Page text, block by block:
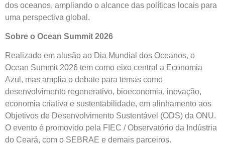
dos oceanos, ampliando o alcance das políticas locais para
uma perspectiva global.
Sobre o Ocean Summit 2026
Realizado em alusão ao Dia Mundial dos Oceanos, o
Ocean Summit 2026 tem como eixo central a Economia
Azul, mas amplia o debate para temas como
desenvolvimento regenerativo, bioeconomia, inovação,
economia criativa e sustentabilidade, em alinhamento aos
Objetivos de Desenvolvimento Sustentável (ODS) da ONU.
O evento é promovido pela FIEC / Observatório da Indústria
do Ceará, com o SEBRAE e demais parceiros.